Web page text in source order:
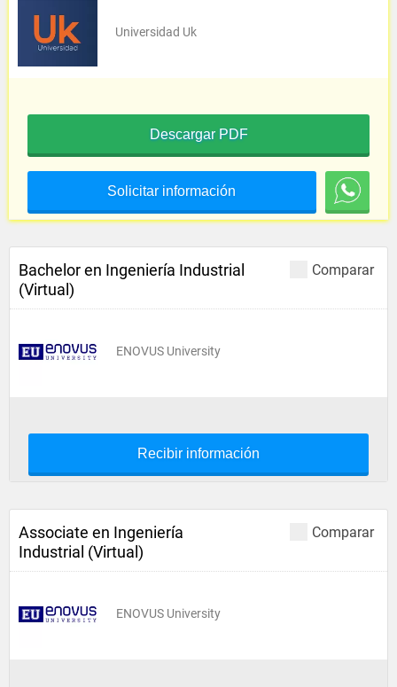
Universidad Uk
Descargar PDF
Solicitar información
Comparar
Bachelor en Ingeniería Industrial
(Virtual)
ENOVUS University
Recibir información
Comparar
Associate en Ingeniería
Industrial (Virtual)
ENOVUS University